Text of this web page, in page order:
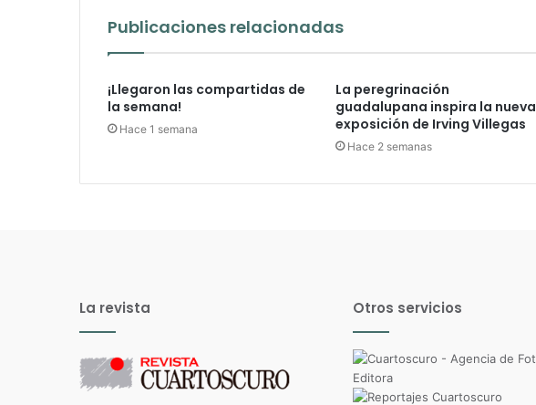
Publicaciones relacionadas
¡Llegaron las compartidas de
la semana!
Hace 1 semana
La peregrinación
guadalupana inspira la nueva
exposición de Irving Villegas
Hace 2 semanas
La revista Otros servicios